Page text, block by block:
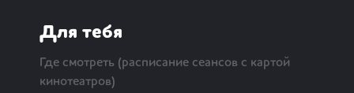
Для тебя
Где смотреть (расписание сеансов с картой
кинотеатров)